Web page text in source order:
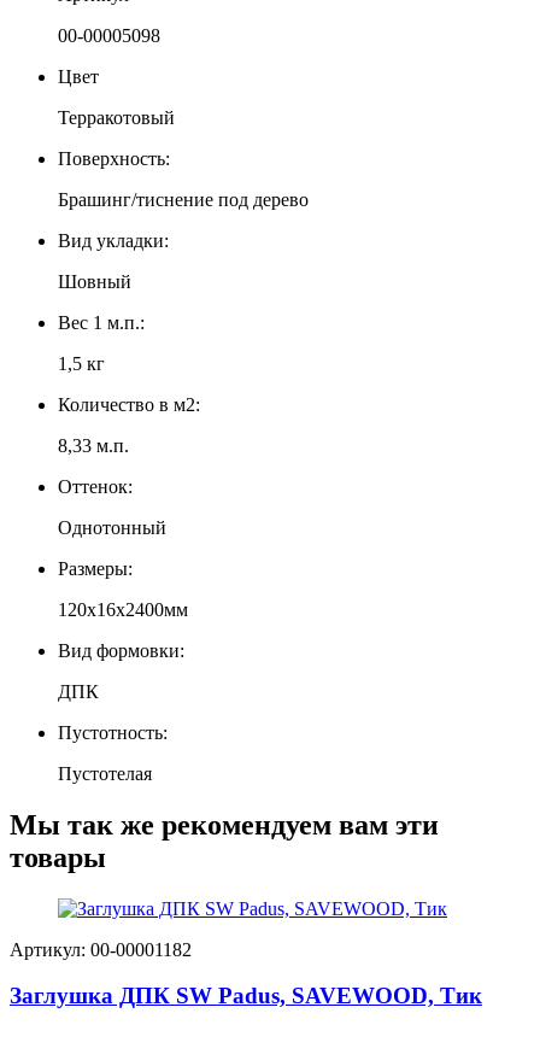
00-00005098
Цвет
Терракотовый
Поверхность:
Брашинг/тиснение под дерево
Вид укладки:
Шовный
Вес 1 м.п.:
1,5 кг
Количество в м2:
8,33 м.п.
Оттенок:
Однотонный
Размеры:
120х16х2400мм
Вид формовки:
ДПК
Пустотность:
Пустотелая
Мы так же рекомендуем вам эти
товары
Артикул: 00-00001182
Заглушка ДПК SW Padus, SAVEWOOD, Тик